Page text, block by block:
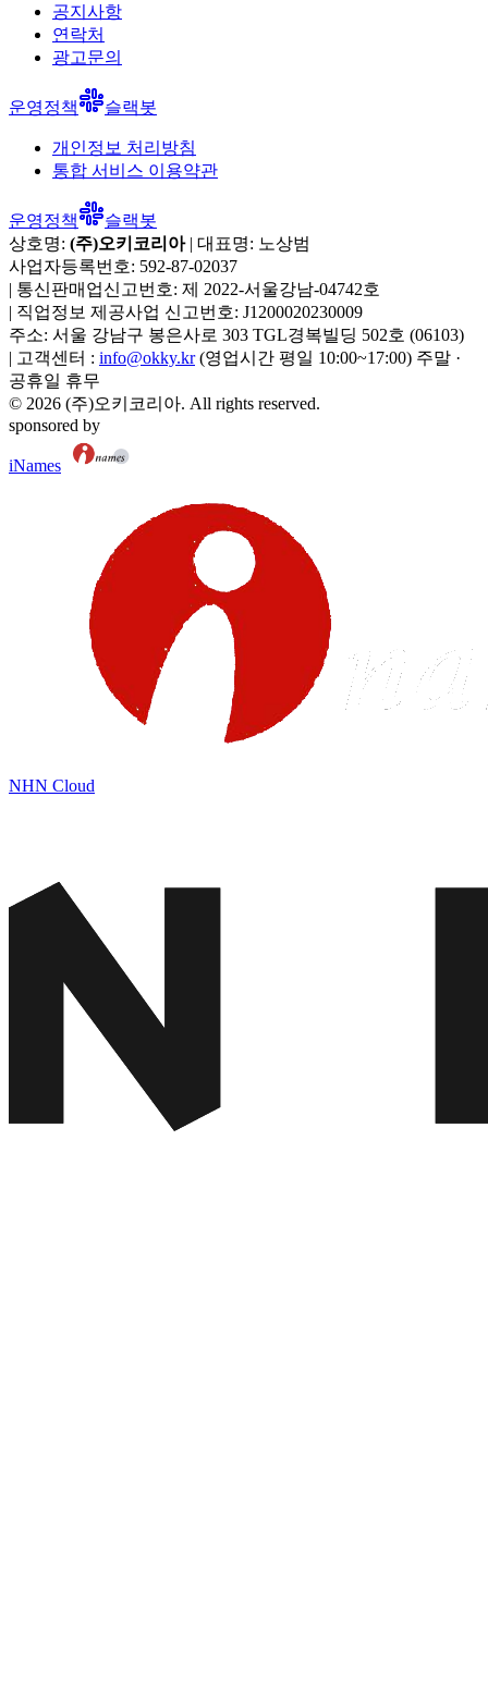
공지사항
연락처
광고문의
운영정책 슬랙봇
개인정보 처리방침
통합 서비스 이용약관
운영정책
슬랙봇
상호명: (주)오키코리아| 대표명: 노상범
사업자등록번호: 592-87-02037
| 통신판매업신고번호: 제 2022-서울강남-04742호
| 직업정보 제공사업 신고번호: J1200020230009
주소: 서울 강남구 봉은사로 303 TGL경복빌딩 502호 (06103)
| 고객센터 : info@okky.kr (영업시간 평일 10:00~17:00) 주말 ·
공휴일 휴무
© 2026 (주)오키코리아. All rights reserved.
sponsored by
iNames
NHN Cloud